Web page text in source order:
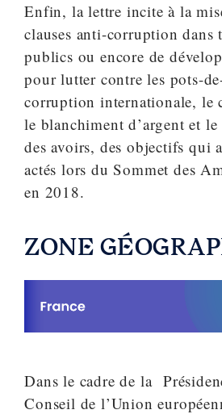
Enfin, la lettre incite à la
clauses anti-corruption dans
publics ou encore de
pour lutter contre les pots-
corruption internationale, le
le blanchiment d’argent et
des avoirs, des objectifs qui
actés lors du Sommet des
en 2018.
ZONE
Dans le cadre de la
Conseil de l’Union